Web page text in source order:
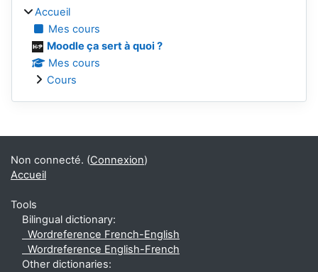
Accueil
Mes cours
Moodle ça sert à quoi ?
Mes cours
Cours
Blocs supplémentaires
Non connecté. (Connexion)
Accueil
Tools
Bilingual dictionary:
Wordreference French-English
Wordreference English-French
Other dictionaries: